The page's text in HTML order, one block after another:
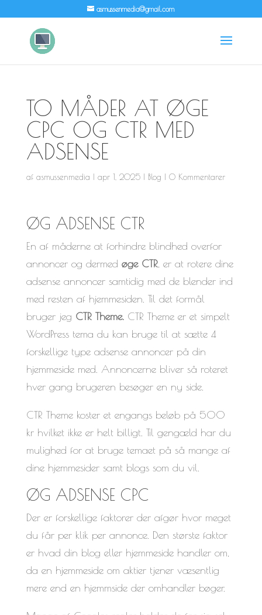
asmussenmedia@gmail.com
TO MÅDER AT ØGE
CPC OG CTR MED
ADSENSE
af asmussenmedia apr 1, 2025| Blog 0 Kommentarer
ØG ADSENSE CTR
En af måderne at forhindre blindhed overfor
annoncer og dermed øge CTR, er at rotere dine
adsense annoncer samtidig med de blender ind
med resten af hjemmesiden. Til det formål
bruger jeg CTR Theme. CTR Theme er et simpelt
WordPress tema du kan bruge til at sætte 4
forskellige type adsense annoncer på din
hjemmeside med. Annoncerne bliver så roteret
hver gang brugeren besøger en ny side.
CTR Theme koster et engangs beløb på 500
kr hvilket ikke er helt billigt. Til gengæld har du
mulighed for at bruge temaet på så mange af
dine hjemmesider samt blogs som du vil.
ØG ADSENSE CPC
Der er forskellige faktorer der afgør hvor meget
du får per klik per annonce. Den største faktor
er hvad din blog eller hjemmeside handler om,
da en hjemmeside om aktier tjener væsentlig
mere end en hjemmside der omhandler bøger.